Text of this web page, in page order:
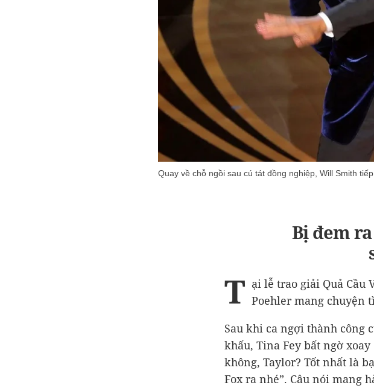
Quay về chỗ ngồi sau cú tát đồng nghiệp, Will Smith
Bị đem
T ại lễ trao giải Quả Cầu
Poehler mang chuyện
Sau khi ca ngợi thành công
khấu, Tina Fey bất ngờ
không, Taylor? Tốt nhất là
Fox ra nhé”. Câu nói mang